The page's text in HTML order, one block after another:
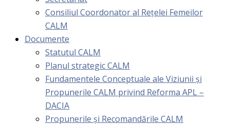
Consiliul Coordonator al Rețelei Femeilor
CALM
Documente
Statutul CALM
Planul strategic CALM
Fundamentele Conceptuale ale Viziunii și
Propunerile CALM privind Reforma APL –
DACIA
Propunerile și Recomandările CALM